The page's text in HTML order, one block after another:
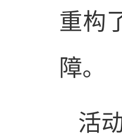
重构
障。
活